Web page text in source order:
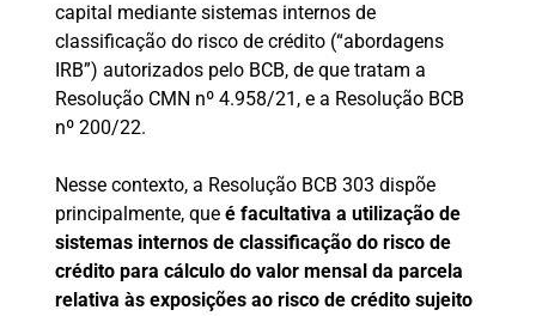
capital mediante sistemas internos de
classificação do risco de crédito (“abordagens
IRB”) autorizados pelo BCB, de que tratam a
Resolução CMN nº 4.958/21, e a Resolução BCB
nº 200/22.
Nesse contexto, a Resolução BCB 303 dispõe
principalmente, que é facultativa a utilização de
sistemas internos de classificação do risco de
crédito para cálculo do valor mensal da parcela
relativa às exposições ao risco de crédito sujeito